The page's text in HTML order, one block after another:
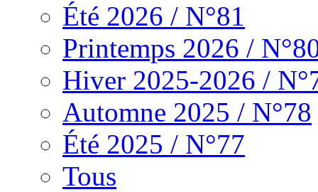
Été 2026 / N°81
Printemps 2026 /
Hiver 2025-2026 /
Automne 2025 / N°78
Été 2025 / N°77
Tous